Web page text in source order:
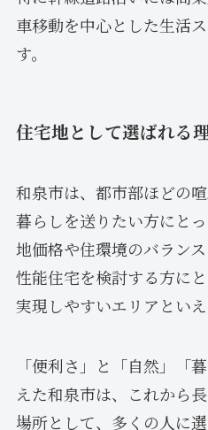
車移動を中心とした生活
す。
住宅地として選ばれる
和泉市は、都市部ほどの
暮らしを送りたい方にと
地価格や住環境のバラン
性能住宅を検討する方に
実現しやすいエリアといえ
「便利さ」と「自然」「
えた和泉市は、これから
場所として、多くの人に選